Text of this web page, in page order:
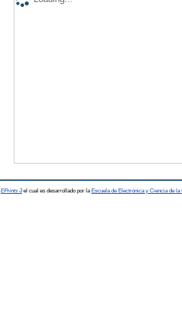
EPrints 3el cual es desarrollado por la Escuela de Electrónica y Ciencia de la